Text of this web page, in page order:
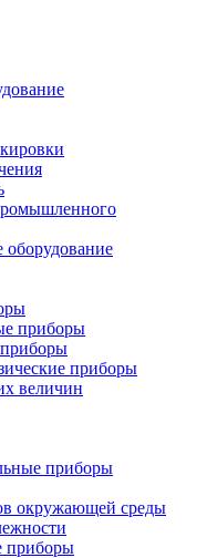
приборы
приборы
величин
приборы
окружающей среды
приборы